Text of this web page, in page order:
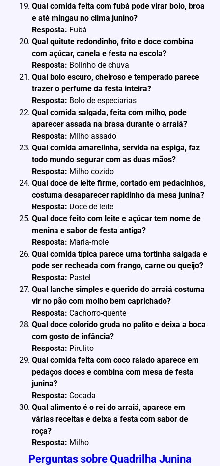
Qual comida feita com fubá pode virar bolo, broa
e até mingau no clima junino?
Resposta: Fubá
Qual quitute redondinho, frito e doce combina
com açúcar, canela e festa na escola?
Resposta: Bolinho de chuva
Qual bolo escuro, cheiroso e temperado parece
trazer o perfume da festa inteira?
Resposta: Bolo de especiarias
Qual comida salgada, feita com milho, pode
aparecer assada na brasa durante o arraiá?
Resposta: Milho assado
Qual comida amarelinha, servida na espiga, faz
todo mundo segurar com as duas mãos?
Resposta: Milho cozido
Qual doce de leite firme, cortado em pedacinhos,
costuma desaparecer rapidinho da mesa junina?
Resposta: Doce de leite
Qual doce feito com leite e açúcar tem nome de
menina e sabor de festa antiga?
Resposta: Maria-mole
Qual comida típica parece uma tortinha salgada e
pode ser recheada com frango, carne ou queijo?
Resposta: Pastel
Qual lanche simples e querido do arraiá costuma
vir no pão com molho bem caprichado?
Resposta: Cachorro-quente
Qual doce colorido gruda no palito e deixa a boca
com gosto de infância?
Resposta: Pirulito
Qual comida feita com coco ralado aparece em
pedaços doces e combina com mesa de festa
junina?
Resposta: Cocada
Qual alimento é o rei do arraiá, aparece em
várias receitas e deixa a festa com sabor de
roça?
Resposta: Milho
Perguntas sobre Quadrilha Junina